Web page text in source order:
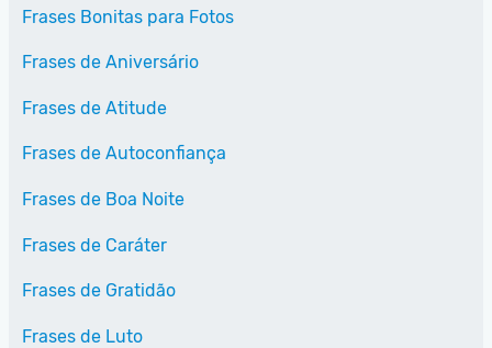
Frases Bonitas para Fotos
Frases de Aniversário
Frases de Atitude
Frases de Autoconfiança
Frases de Boa Noite
Frases de Caráter
Frases de Gratidão
Frases de Luto